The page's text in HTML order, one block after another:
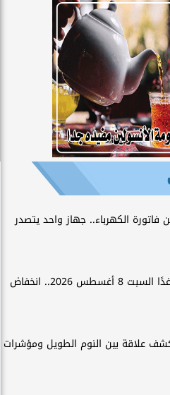
فاتورة الكهرباء.. جهاز واحد يتصدر
الطقس غدًا السبت 8 أغسطس 2026.. انخفاض
علاقة بين النوم الطويل ومؤشرات